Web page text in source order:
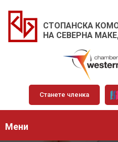
СТОПАНСКА
НА СЕВЕРНА
Станете членка
Мени